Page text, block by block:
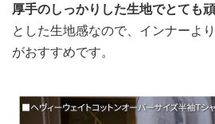
厚手のしっかりした生地でとても頑
とした生地感なので、インナーよ
がおすすめです。